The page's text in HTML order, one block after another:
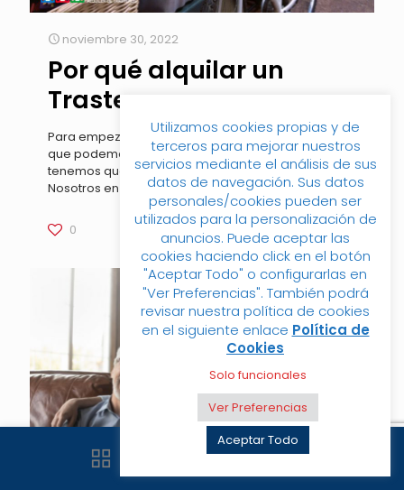
noviembre 30, 2022
Por qué alquilar un
Trastero
Para empezar a hablar de los múltiples provechos
que podemos obtener del alquiler de un trastero,
tenemos que responder a la pregunta ¿quién eres?
Nosotros en
0 Leer más
Utilizamos cookies propias y de
terceros para mejorar nuestros
servicios mediante el análisis de sus
datos de navegación. Sus datos
personales/cookies pueden ser
utilizados para la personalización de
anuncios. Puede aceptar las
cookies haciendo click en el botón
"Aceptar Todo" o configurarlas en
"Ver Preferencias". También podrá
revisar nuestra política de cookies
en el siguiente enlace Política de
Cookies
Solo funcionales
Ver Preferencias
Aceptar Todo